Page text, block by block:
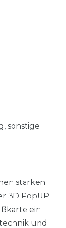
sonstige
starken
3D PopUP
ein
und